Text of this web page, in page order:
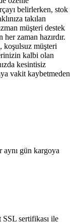
belirlerken, stok
takılan
müşteri destek
zaman hazırdır.
koşulsuz müşteri
kalbi olan
kesintisiz
vakit kaybetmeden
aynı gün kargoya
SSL sertifikası ile